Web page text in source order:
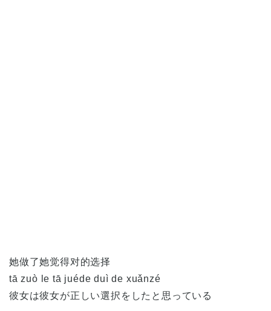
她做了她觉得对的选择
tā zuò le tā juéde duì de xuǎnzé
彼女は彼女が正しい選択をしたと思っている